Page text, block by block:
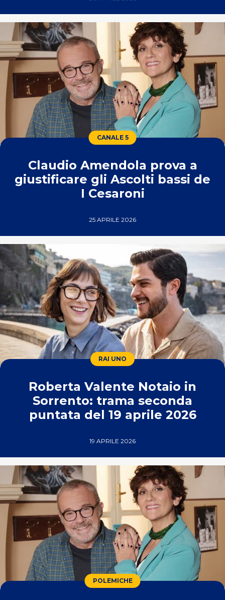
CANALE 5
Claudio Amendola prova a
giustificare gli Ascolti bassi de
I Cesaroni
25 APRILE 2026
RAI UNO
Roberta Valente Notaio in
Sorrento: trama seconda
puntata del 19 aprile 2026
19 APRILE 2026
POLEMICHE